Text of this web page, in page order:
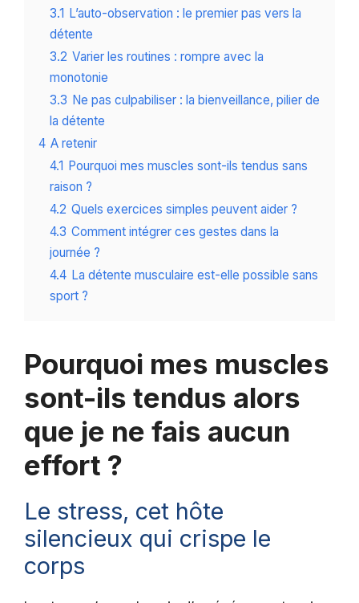
3.1 L’auto-observation : le premier pas vers la
détente
3.2 Varier les routines : rompre avec la
monotonie
3.3 Ne pas culpabiliser : la bienveillance, pilier de
la détente
4 A retenir
4.1 Pourquoi mes muscles sont-ils tendus sans
raison ?
4.2 Quels exercices simples peuvent aider ?
4.3 Comment intégrer ces gestes dans la
journée ?
4.4 La détente musculaire est-elle possible sans
sport ?
Pourquoi mes muscles
sont-ils tendus alors
que je ne fais aucun
effort ?
Le stress, cet hôte
silencieux qui crispe le
corps